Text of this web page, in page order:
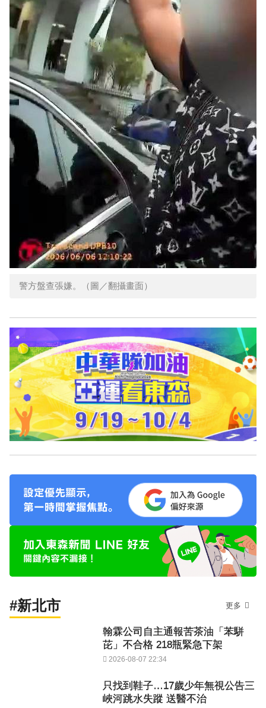
警方盤查張嫌。（圖／翻攝畫面）
#新北市 更多
翰霖公司自主通報苦茶油「苯駢
芘」不合格 218瓶緊急下架
2026-08-07 22:34
只找到鞋子…17歲少年無視公告三
峽河跳水失蹤 送醫不治